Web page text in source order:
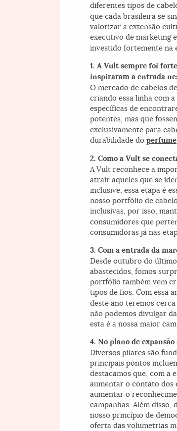
diferentes tipos de
que cada brasileira se
valorizar a extensão
executivo de marketing
investido fortemente na
1. A Vult sempre foi
inspiraram a entrada
O mercado de cabelos
criando essa linha com
específicas de
potentes, mas que
exclusivamente para
durabilidade do perfume
2. Como a Vult se
A Vult reconhece a
atrair aqueles que se
inclusive, essa etapa é
nosso portfólio de
inclusivas, por isso,
consumidores que
consumidoras já nas
3. Com a entrada da
Desde outubro do
abastecidos, fomos
portfólio também vem
tipos de fios. Com essa
deste ano teremos
não podemos divulgar
esta é a nossa maior
4. No plano de
Diversos pilares são
principais pontos
destacamos que, com a
aumentar o contato dos
aumentar o
campanhas. Além disso,
nosso princípio de
oferta das volumetrias